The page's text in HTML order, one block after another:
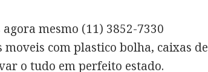
mesmo (11) 3852-7330
moveis com plastico bolha, caixas de
o tudo em perfeito estado.